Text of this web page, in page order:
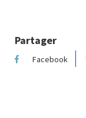
Partager
Facebook